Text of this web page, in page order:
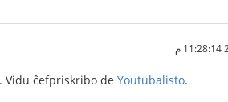
Vidu ĉefpriskribo de Youtubalisto.